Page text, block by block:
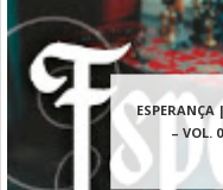
ESPERANÇA
– VOL.